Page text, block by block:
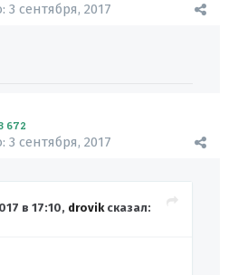
3 сентября, 2017
672
3 сентября, 2017
в 17:10, drovikсказал: